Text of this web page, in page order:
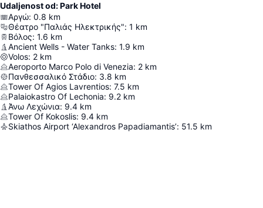
Udaljenost od: Park Hotel
Αργώ: 0.8 km
Θέατρο "Παλιάς Ηλεκτρικής": 1 km
Βόλος: 1.6 km
Ancient Wells - Water Tanks: 1.9 km
Volos: 2 km
Aeroporto Marco Polo di Venezia: 2 km
Πανθεσσαλικό Στάδιο: 3.8 km
Tower Of Agios Lavrentios: 7.5 km
Palaiokastro Of Lechonia: 9.2 km
Άνω Λεχώνια: 9.4 km
Tower Of Kokoslis: 9.4 km
Skiathos Airport ‘Alexandros Papadiamantis’: 51.5 km